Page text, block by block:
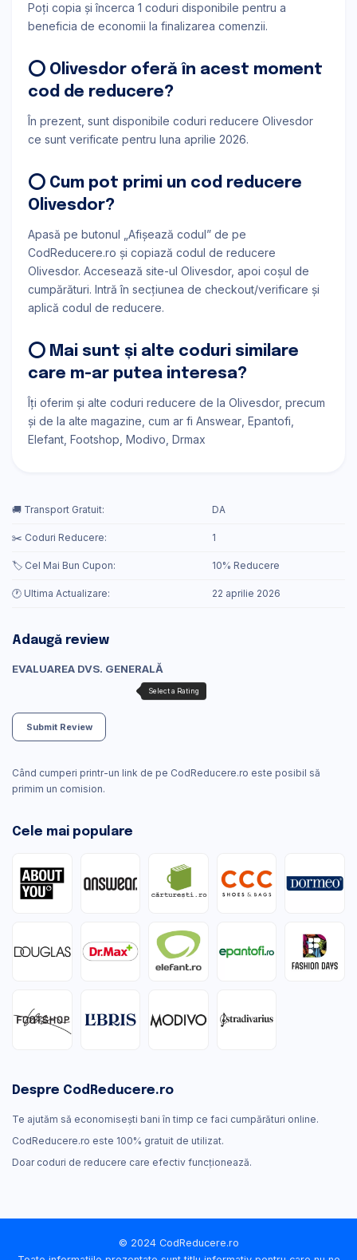
Poți copia și încerca 1 coduri disponibile pentru a
beneficia de economii la finalizarea comenzii.
⭕ Olivesdor oferă în acest moment
cod de reducere?
În prezent, sunt disponibile coduri reducere Olivesdor
ce sunt verificate pentru luna aprilie 2026.
⭕ Cum pot primi un cod reducere
Olivesdor?
Apasă pe butonul „Afișează codul” de pe
CodReducere.ro și copiază codul de reducere
Olivesdor. Accesează site-ul Olivesdor, apoi coșul de
cumpărături. Intră în secțiunea de checkout/verificare și
aplică codul de reducere.
⭕ Mai sunt și alte coduri similare
care m-ar putea interesa?
Îți oferim și alte coduri reducere de la Olivesdor, precum
și de la alte magazine, cum ar fi Answear Epantofi
Elefant Footshop Modivo Drmax
🚚 Transport Gratuit: DA
✂️ Coduri Reducere: 1
🏷️ Cel Mai Bun Cupon: 10% Reducere
🕐 Ultima Actualizare: 22 aprilie 2026
Adaugă review
EVALUAREA DVS. GENERALĂ
Submit Review
Când cumperi printr-un link de pe CodReducere.ro este posibil să
primim un comision.
Cele mai populare
Despre CodReducere.ro
Te ajutăm să economisești bani în timp ce faci cumpărături online.
CodReducere.ro este 100% gratuit de utilizat.
Doar coduri de reducere care efectiv funcţionează.
© 2024 CodReducere.ro